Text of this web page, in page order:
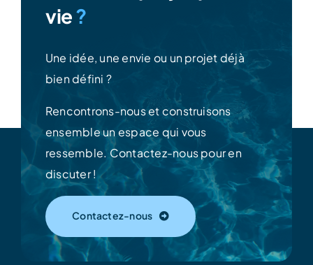
vie?
Une idée, une envie ou un projet déjà
bien défini ?
Rencontrons-nous et construisons
ensemble un espace qui vous
ressemble. Contactez-nous pour en
discuter !
Contactez-nous